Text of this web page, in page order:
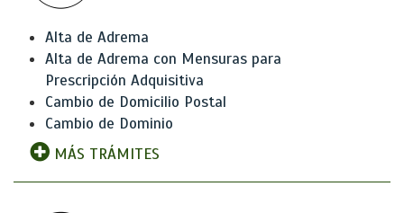
Alta de Adrema
Alta de Adrema con Mensuras para
Prescripción Adquisitiva
Cambio de Domicilio Postal
Cambio de Dominio
MÁS TRÁMITES